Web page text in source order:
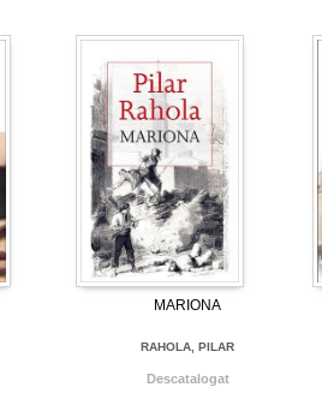
MARIONA
RAHOLA, PILAR
Descatalogat